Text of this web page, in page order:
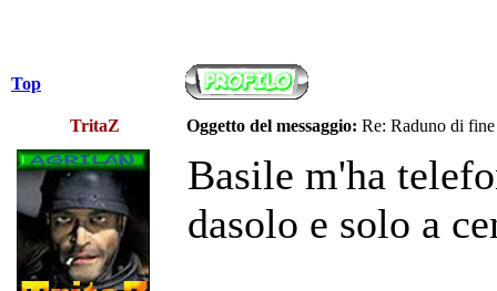
Top
TritaZ Oggetto del messaggio: Re: Raduno di
Basile m'ha
dasolo e solo a